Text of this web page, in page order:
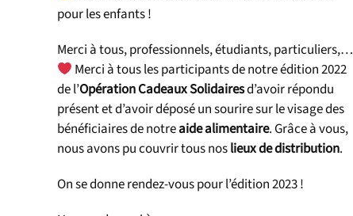
pour les enfants !
Merci à tous, professionnels, étudiants, particuliers,…
Merci à tous les participants de notre édition 2022
de l’Opération Cadeaux Solidairesd’avoir répondu
présent et d’avoir déposé un sourire sur le visage des
bénéficiaires de notreaide alimentaire. Grâce à vous,
nous avons pu couvrir tous noslieux de distribution.
On se donne rendez-vous pour l’édition 2023 !